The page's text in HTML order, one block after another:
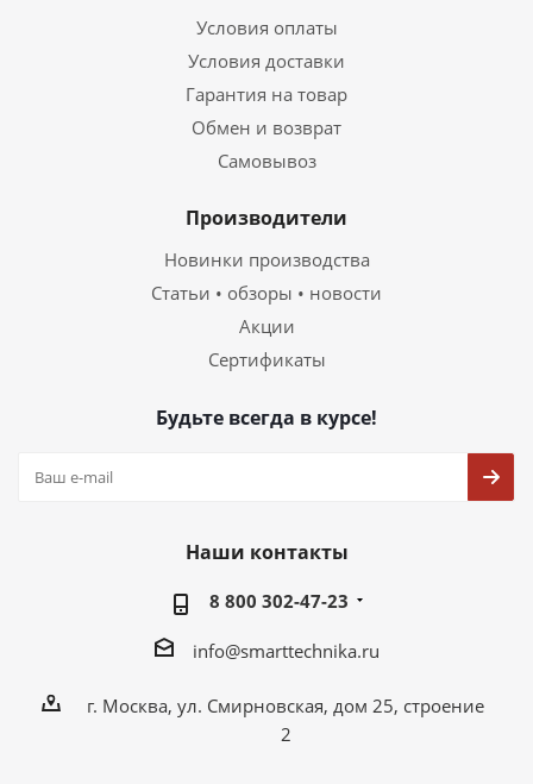
Условия оплаты
Условия доставки
Гарантия на товар
Обмен и возврат
Самовывоз
Производители
Новинки производства
Статьи • обзоры • новости
Акции
Сертификаты
Будьте всегда в курсе!
Наши контакты
8 800 302-47-23
info@smarttechnika.ru
г. Москва, ул. Смирновская, дом 25, строение
2